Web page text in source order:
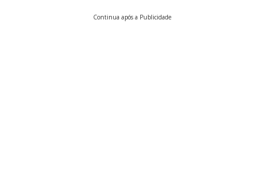
Continua após a Publicidade